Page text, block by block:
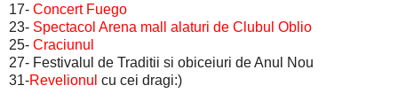
17- Concert Fuego
23- Spectacol Arena mall alaturi de Clubul Oblio
25- Craciunul
27- Festivalul de Traditii si obiceiuri de Anul Nou
31-Revelionul cu cei dragi:)